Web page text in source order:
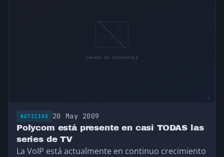
NOTICIAS 20 May 2009
Polycom está presente en casi TODAS las
series de TV
La VoIP está actualmente en continuo crecimiento